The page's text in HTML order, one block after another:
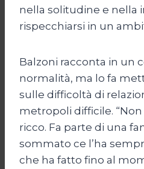
nella solitudine e nella
rispecchiarsi in un
Balzoni racconta in un
normalità, ma lo fa
sulle difficoltà di
metropoli difficile.
ricco. Fa parte di una
sommato ce l’ha
che ha fatto fino al